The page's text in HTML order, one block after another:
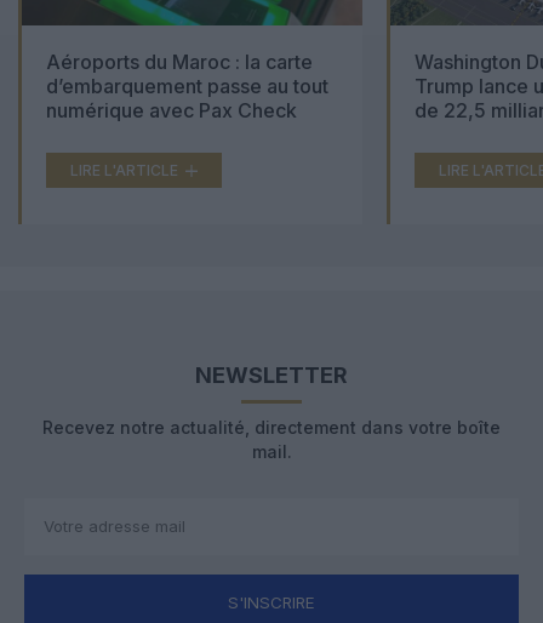
Aéroports du Maroc : la carte
d’embarquement passe au tout
numérique avec Pax Check
LIRE L'ARTICLE
Washington
Trump lance
de 22,5
LIRE
NEWSLETTER
Recevez notre actualité, directement dans votre boîte
mail.
S'INSCRIRE